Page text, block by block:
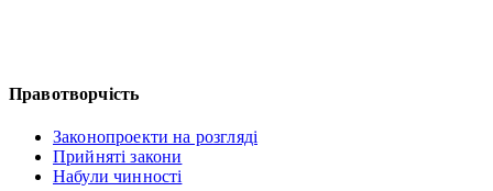
Правотворчість
Законопроекти на розгляді
Прийняті закони
Набули чинності